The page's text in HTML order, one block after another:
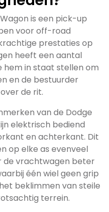
is een pick-up
voor off-road
prestaties op
heeft een aantal
hem in staat stellen om
en de bestuurder
de rit.
van de Dodge
elektrisch bediend
en achterkant. Dit
op elke as evenveel
de vrachtwagen beter
één wiel geen grip
beklimmen van steile
terrein.